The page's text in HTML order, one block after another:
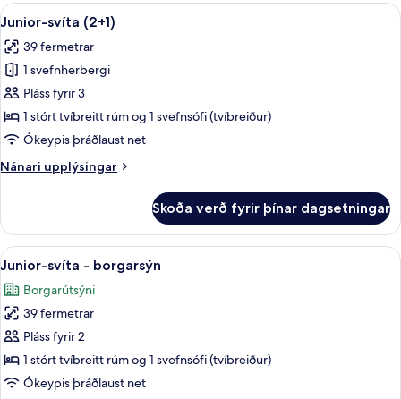
Skoða
allar
myndir
fyrir
Junior-
svíta
(2+1)
Míníbar, öryggishólf í herbergi,
10
Junior-svíta (2+1)
39 fermetrar
1 svefnherbergi
Pláss fyrir 3
1 stórt tvíbreitt rúm og 1 svefnsófi (tvíbreiður)
Ókeypis þráðlaust net
Nánari upplýsingar
Nánari
svíta
(2+1)
Skoða verð fyrir þínar dagsetningar
Skoða
allar
myndir
fyrir
Junior-
svíta
-
Míníbar, öryggishólf í herbergi,
10
Junior-svíta - borgarsýn
Borgarútsýni
39 fermetrar
Pláss fyrir 2
1 stórt tvíbreitt rúm og 1 svefnsófi (tvíbreiður)
Ókeypis þráðlaust net